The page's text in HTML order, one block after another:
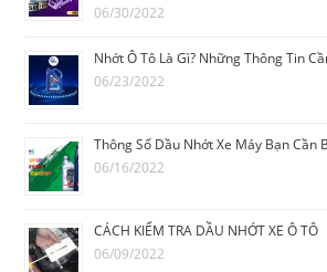
06/30/2022
Nhớt Ô Tô Là Gì? Những Thông Tin
06/23/2022
Thông Số Dầu Nhớt Xe Máy Bạn Cần
06/16/2022
CÁCH KIỂM TRA DẦU NHỚT XE Ô TÔ
06/09/2022